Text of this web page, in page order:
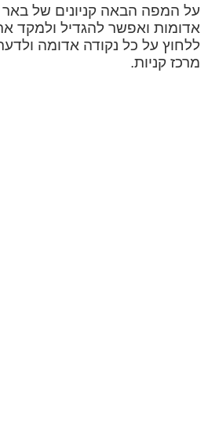
על המפה הבאה קניונים של
אדומות ואפשר להגדיל ולמקד
ללחוץ על כל נקודה אדומה
מרכז קניות.